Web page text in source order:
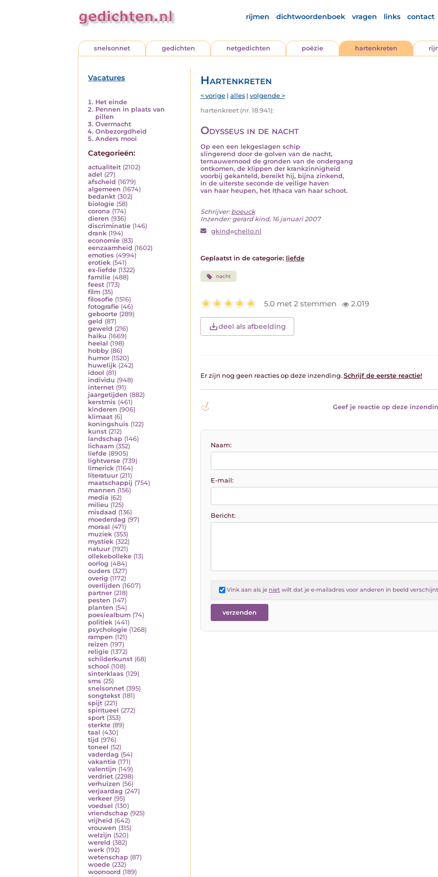
rijmen dichtwoordenboek vragen links contact
snelsonnet gedichten netgedichten poëzie hartenkreten
Vacatures
Het einde
Pennen in plaats van
pillen
Overmacht
Onbezorgdheid
Anders mooi
Categorieën:
actualiteit (2102)
adel (27)
afscheid (1679)
algemeen (1674)
bedankt (302)
biologie (58)
corona (174)
dieren (936)
discriminatie (146)
drank (194)
economie (83)
eenzaamheid (1602)
emoties (4994)
erotiek (541)
ex-liefde (1322)
familie (488)
feest (173)
film (35)
filosofie (1516)
fotografie (46)
geboorte (289)
geld (87)
geweld (216)
haiku (1669)
heelal (198)
hobby (86)
humor (1520)
huwelijk (242)
idool (81)
individu (948)
internet (91)
jaargetijden (882)
kerstmis (461)
kinderen (906)
klimaat (6)
koningshuis (122)
kunst (212)
landschap (146)
lichaam (352)
liefde (8905)
lightverse (739)
limerick (1164)
literatuur (211)
maatschappij (754)
mannen (156)
media (62)
milieu (125)
misdaad (136)
moederdag (97)
moraal (471)
muziek (353)
mystiek (322)
natuur (1921)
ollekebolleke (13)
oorlog (484)
ouders (327)
overig (1172)
overlijden (1607)
partner (218)
pesten (147)
planten (54)
poesiealbum (74)
politiek (441)
psychologie (1268)
rampen (121)
reizen (197)
religie (1372)
schilderkunst (68)
school (108)
sinterklaas (129)
sms (25)
snelsonnet (395)
songtekst (181)
spijt (221)
spiritueel (272)
sport (353)
sterkte (89)
taal (430)
tijd (976)
toneel (52)
vaderdag (54)
vakantie (171)
valentijn (149)
verdriet (2298)
verhuizen (56)
verjaardag (247)
verkeer (95)
voedsel (130)
vriendschap (925)
vrijheid (642)
vrouwen (315)
welzijn (520)
wereld (382)
werk (192)
wetenschap (87)
woede (232)
woonoord (189)
Hartenkreten
< vorige| alles| volgende >
hartenkreet (nr. 18.941):
Odysseus in de nacht
Op een een lekgeslagen schip
slingerend door de golven van de nacht,
ternauwernood de gronden van de ondergang
ontkomen, de klippen der krankzinnigheid
voorbij gekanteld, bereikt hij, bijna zinkend,
in de uiterste seconde de veilige haven
van haar heupen, het Ithaca van haar schoot.
Schrijver: boeuck
Inzender: gerard kind, 16 januari 2007
gkind chello.nl
Geplaatst in de categorie: liefde
nacht
5.0 met 2 stemmen 2.019
deel als afbeelding
Er zijn nog geen reacties op deze inzending. Schrijf de eerste reactie!
Geef je reactie op deze
Naam:
E-mail:
Bericht:
Vink aan als je nietwilt dat je e-mailadres voor anderen in beeld verschijnt